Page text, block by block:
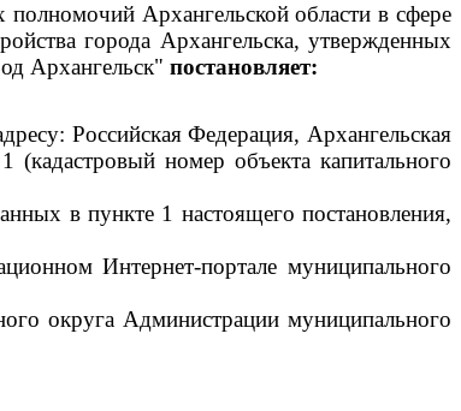
Архангельской области в сфере
города Архангельска, утвержденных
Архангельск" постановляет:
Российская Федерация, Архангельская
номер объекта капитального
в пункте 1 настоящего постановления,
Интернет-портале муниципального
округа Администрации муниципального